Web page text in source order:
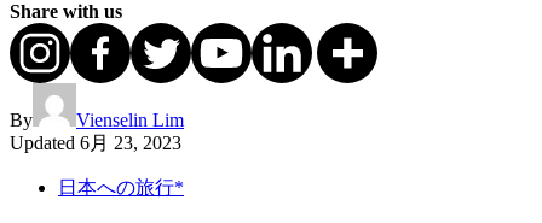
Share with us
By
Vienselin Lim
Updated 6月 23, 2023
日本への旅行*